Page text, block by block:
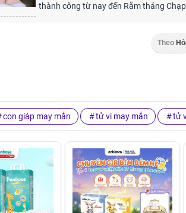
thành công từ nay đến Rằm tháng
Theo
con giáp may mắn tử vi may mắn tử